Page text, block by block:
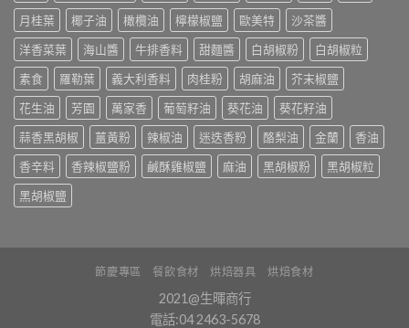
月桂葉
椰子油 橄欖油 檸檬椒鹽 歐美特
沙茶醬
洋香菜葉
海山醬 牛排香料 甜麵醬 白胡椒粉
白胡椒粒
素食
羅勒葉 義大利香料 肉桂粉 胡麻油
芥末椒鹽
花生油
芳園 萬家香 葡萄籽油 葵花油
葵花籽油
蒜香黑胡椒
薑黃粉 辣椒油 迷迭香粉 酪梨油 金蘭
香油
香辛料
香辣椒鹽粉 鹹酥雞椒鹽 麻油 黑胡椒粉
黑胡椒粒
黑胡椒鹽
節慶專區 餐飲食材 烘焙器具 烘焙食材
2021@生暉商行
電話:04 2463-5678